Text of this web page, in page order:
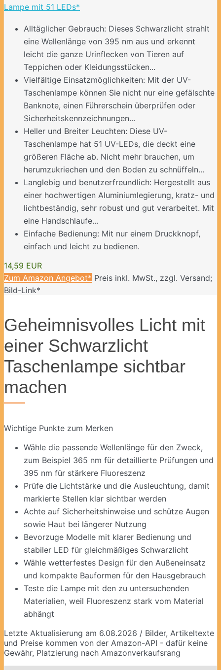
Lampe mit 51 LEDs*
Alltäglicher Gebrauch: Dieses Schwarzlicht strahlt
eine Wellenlänge von 395 nm aus und erkennt
leicht die ganze Urinflecken von Tieren auf
Teppichen oder Kleidungsstücken...
Vielfältige Einsatzmöglichkeiten: Mit der UV-
Taschenlampe können Sie nicht nur eine gefälschte
Banknote, einen Führerschein überprüfen oder
Sicherheitskennzeichnungen...
Heller und Breiter Leuchten: Diese UV-
Taschenlampe hat 51 UV-LEDs, die deckt eine
größeren Fläche ab. Nicht mehr brauchen, um
herumzukriechen und den Boden zu schnüffeln...
Langlebig und benutzerfreundlich: Hergestellt aus
einer hochwertigen Aluminiumlegierung, kratz- und
lichtbeständig, sehr robust und gut verarbeitet. Mit
eine Handschlaufe...
Einfache Bedienung: Mit nur einem Druckknopf,
einfach und leicht zu bedienen.
14,59 EUR
Zum Amazon Angebot* Preis inkl. MwSt., zzgl. Versand;
Bild-Link*
Geheimnisvolles Licht mit
einer Schwarzlicht
Taschenlampe sichtbar
machen
Wichtige Punkte zum Merken
Wähle die passende Wellenlänge für den Zweck,
zum Beispiel 365 nm für detaillierte Prüfungen und
395 nm für stärkere Fluoreszenz
Prüfe die Lichtstärke und die Ausleuchtung, damit
markierte Stellen klar sichtbar werden
Achte auf Sicherheitshinweise und schütze Augen
sowie Haut bei längerer Nutzung
Bevorzuge Modelle mit klarer Bedienung und
stabiler LED für gleichmäßiges Schwarzlicht
Wähle wetterfestes Design für den Außeneinsatz
und kompakte Bauformen für den Hausgebrauch
Teste die Lampe mit den zu untersuchenden
Materialien, weil Fluoreszenz stark vom Material
abhängt
Letzte Aktualisierung am 6.08.2026 / Bilder, Artikeltexte
und Preise kommen von der Amazon-API - dafür keine
Gewähr, Platzierung nach Amazonverkaufsrang